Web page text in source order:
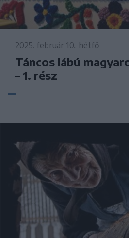
2025. február 10., hétfő
Táncos lábú
– 1. rész